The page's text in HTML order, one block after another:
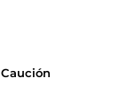
Caución